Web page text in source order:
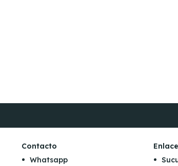
Contacto
Whatsapp